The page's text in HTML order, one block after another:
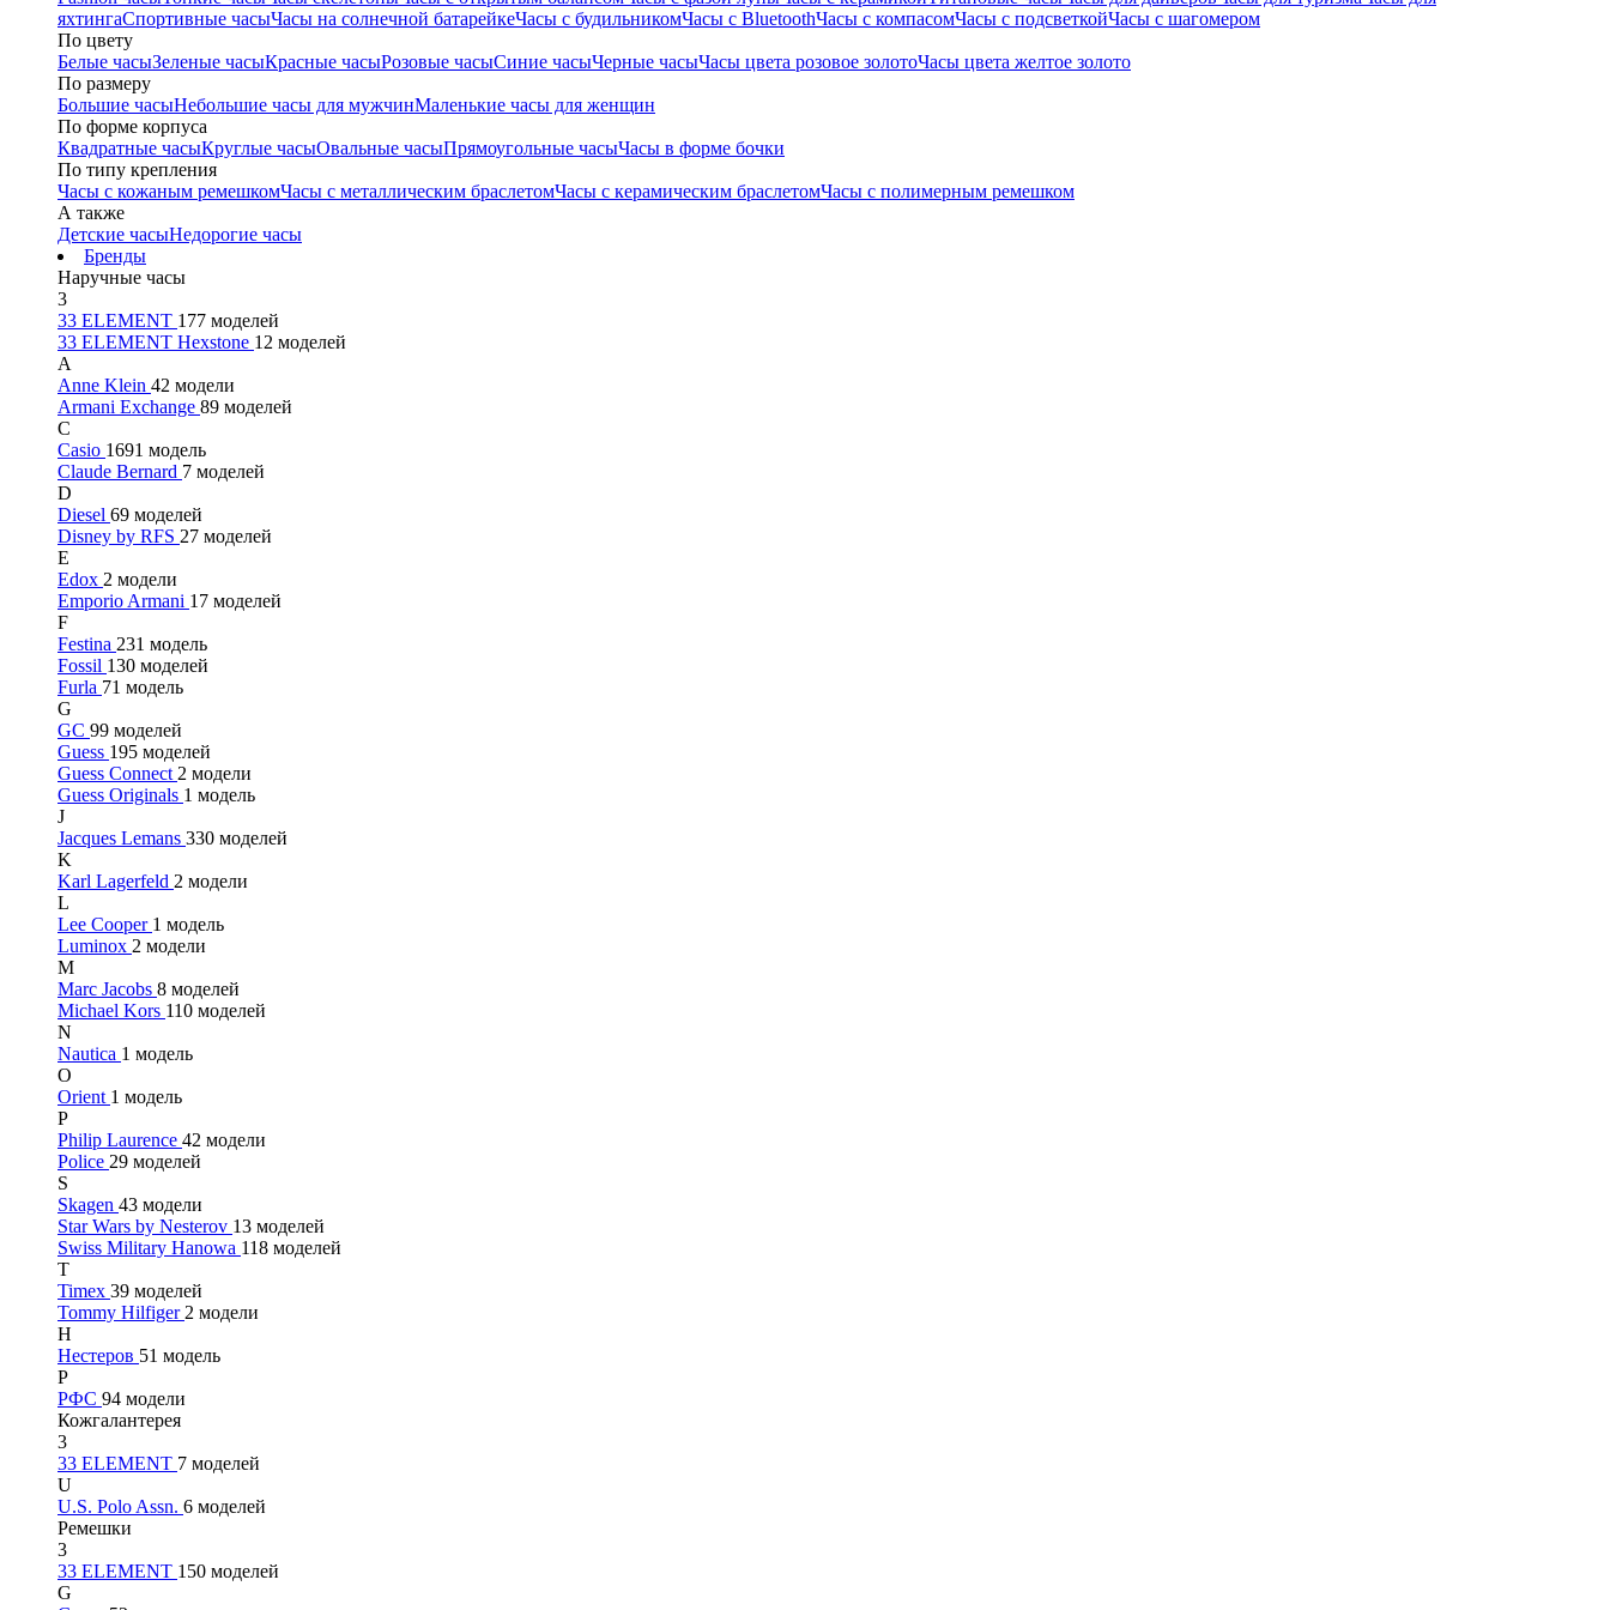
яхтингаСпортивные часыЧасы на солнечной батарейкеЧасы с будильникомЧасы с BluetoothЧасы с компасомЧасы с подсветкойЧасы с шагомером
По цвету
Белые часыЗеленые часыКрасные часыРозовые часыСиние часыЧерные часыЧасы цвета розовое золотоЧасы цвета желтое золото
По размеру
Большие часыНебольшие часы для мужчинМаленькие часы для женщин
По форме корпуса
Квадратные часыКруглые часыОвальные часыПрямоугольные часыЧасы в форме бочки
По типу крепления
Часы с кожаным ремешкомЧасы с металлическим браслетомЧасы с керамическим браслетомЧасы с полимерным ремешком
А также
Детские часыНедорогие часы
Бренды
Наручные часы
3
33 ELEMENT 177 моделей
33 ELEMENT Hexstone 12 моделей
A
Anne Klein 42 модели
Armani Exchange 89 моделей
C
Casio 1691 модель
Claude Bernard 7 моделей
D
Diesel 69 моделей
Disney by RFS 27 моделей
E
Edox 2 модели
Emporio Armani 17 моделей
F
Festina 231 модель
Fossil 130 моделей
Furla 71 модель
G
GC 99 моделей
Guess 195 моделей
Guess Connect 2 модели
Guess Originals 1 модель
J
Jacques Lemans 330 моделей
K
Karl Lagerfeld 2 модели
L
Lee Cooper 1 модель
Luminox 2 модели
M
Marc Jacobs 8 моделей
Michael Kors 110 моделей
N
Nautica 1 модель
O
Orient 1 модель
P
Philip Laurence 42 модели
Police 29 моделей
S
Skagen 43 модели
Star Wars by Nesterov 13 моделей
Swiss Military Hanowa 118 моделей
T
Timex 39 моделей
Tommy Hilfiger 2 модели
Н
Нестеров 51 модель
Р
РФС 94 модели
Кожгалантерея
3
33 ELEMENT 7 моделей
U
U.S. Polo Assn. 6 моделей
Ремешки
3
33 ELEMENT 150 моделей
G